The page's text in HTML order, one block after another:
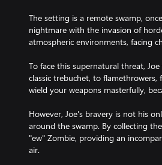
The setting is a remote swamp,
nightmare with the invasion of
atmospheric environments, facing
To face this supernatural threat,
classic trebuchet, to
wield your weapons masterfully,
However, Joe's bravery is not his
around the swamp. By collecting
"ew" Zombie, providing an
air.